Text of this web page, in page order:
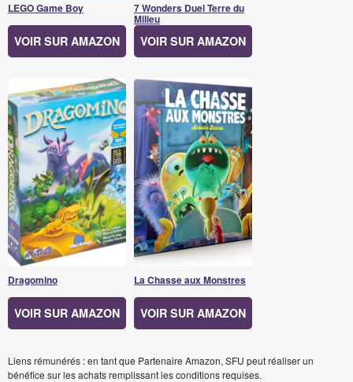
LEGO Game Boy
VOIR SUR AMAZON
7 Wonders Duel Terre du
Milieu
VOIR SUR AMAZON
Dragomino
VOIR SUR AMAZON
La Chasse aux Monstres
VOIR SUR AMAZON
Liens rémunérés : en tant que Partenaire Amazon, SFU peut réaliser un
bénéfice sur les achats remplissant les conditions requises.